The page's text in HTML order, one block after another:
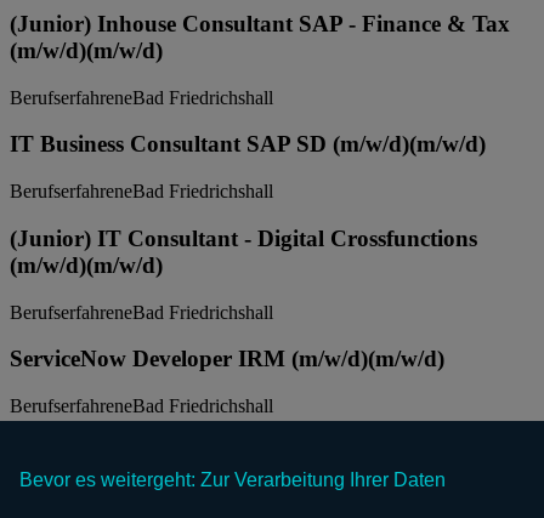
Bevor es weitergeht: Zur Verarbeitung Ihrer Daten
(Junior) Inhouse Consultant SAP - Finance & Tax
(m/w/d)(m/w/d)
BerufserfahreneBad Friedrichshall
IT Business Consultant SAP SD (m/w/d)(m/w/d)
BerufserfahreneBad Friedrichshall
(Junior) IT Consultant - Digital Crossfunctions
(m/w/d)(m/w/d)
BerufserfahreneBad Friedrichshall
ServiceNow Developer IRM (m/w/d)(m/w/d)
BerufserfahreneBad Friedrichshall